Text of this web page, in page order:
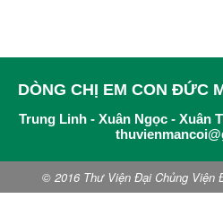
DÒNG CHỊ EM CON ĐỨC
Trung Linh - Xuân Ngọc - Xuân
© 2016 Thư Viện Đại Chủng Viện